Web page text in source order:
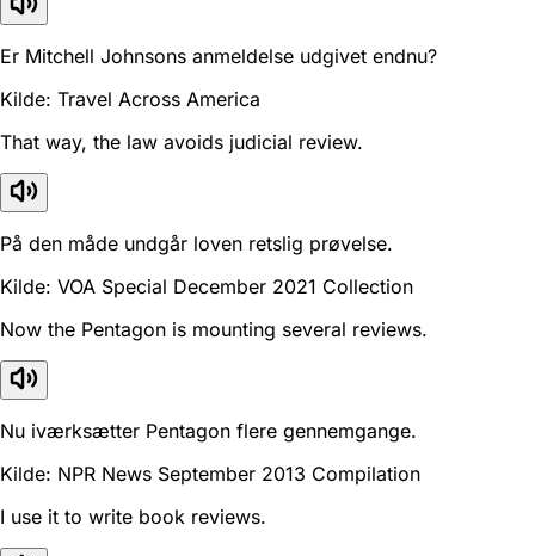
Er Mitchell Johnsons anmeldelse udgivet endnu?
Kilde: Travel Across America
That way, the law avoids judicial review.
På den måde undgår loven retslig prøvelse.
Kilde: VOA Special December 2021 Collection
Now the Pentagon is mounting several reviews.
Nu iværksætter Pentagon flere gennemgange.
Kilde: NPR News September 2013 Compilation
I use it to write book reviews.